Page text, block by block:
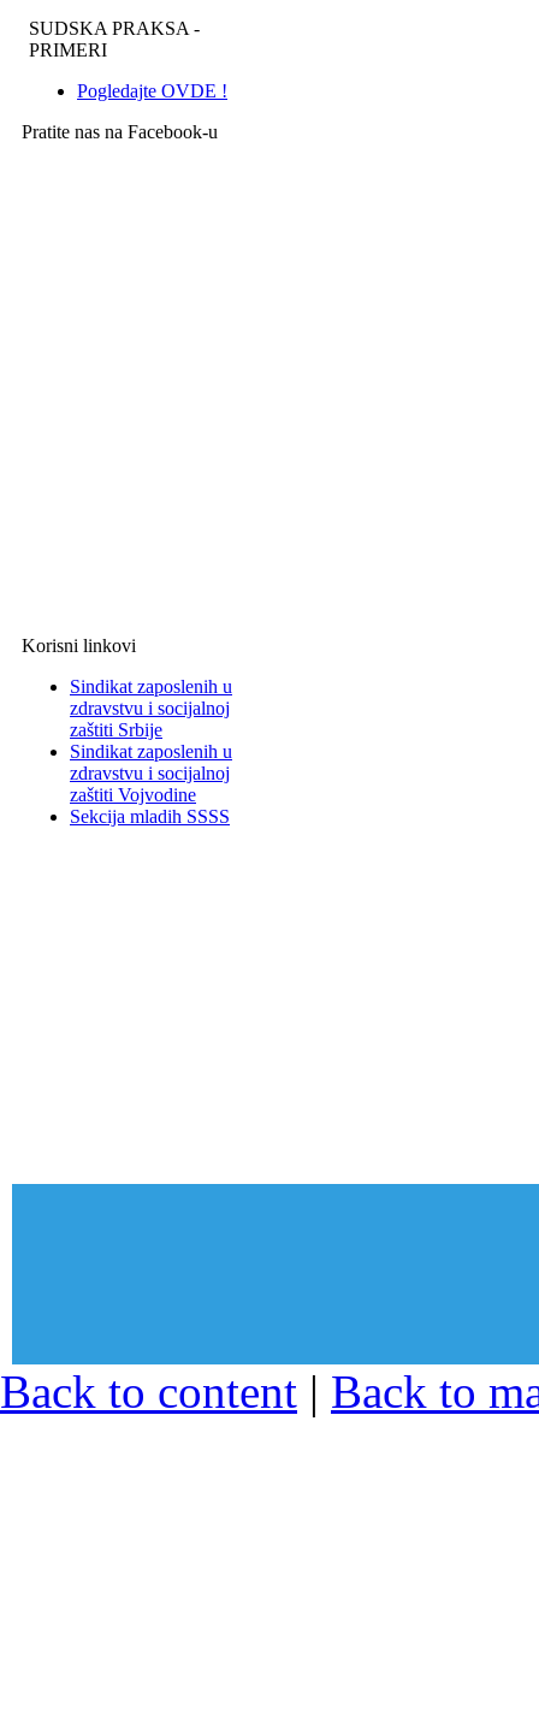
SUDSKA PRAKSA -
PRIMERI
Pogledajte OVDE !
Pratite nas na Facebook-u
Korisni linkovi
Sindikat zaposlenih u
zdravstvu i socijalnoj
zaštiti Srbije
Sindikat zaposlenih u
zdravstvu i socijalnoj
zaštiti Vojvodine
Sekcija mladih SSSS
© Sekcija mladih Sindikata
zdravstvu i socijalnoj zaštiti
Back to content | Back to